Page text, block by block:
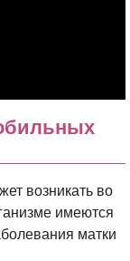
возникать во
имеются
матки